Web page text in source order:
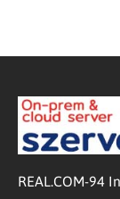
REAL.COM-94